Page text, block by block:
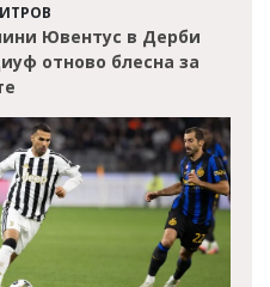
Ювентус в Дерби
отново блесна за